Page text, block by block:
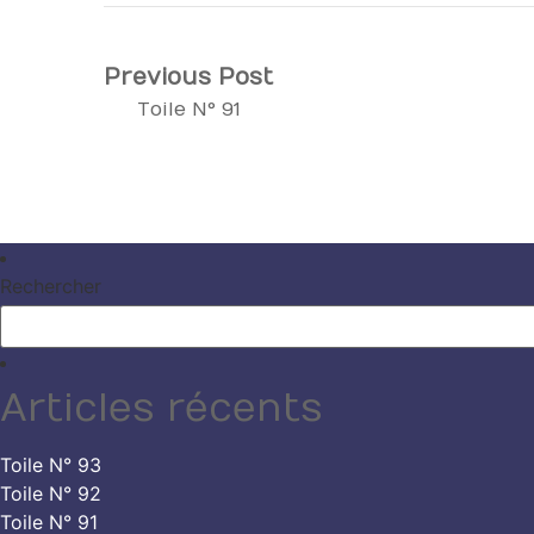
Navigation
de
Previous PostPrevious
Toile N° 91
Rechercher
Articles récents
Toile N° 93
Toile N° 92
Toile N° 91